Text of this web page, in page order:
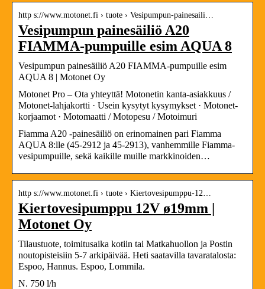
http s://www.motonet.fi › tuote › Vesipumpun-painesaili…
Vesipumpun painesäiliö A20
FIAMMA-pumpuille esim AQUA 8
Vesipumpun painesäiliö A20 FIAMMA-pumpuille esim
AQUA 8 | Motonet Oy
Motonet Pro – Ota yhteyttä! Motonetin kanta-asiakkuus /
Motonet-lahjakortti · Usein kysytyt kysymykset · Motonet-
korjaamot · Motomaatti / Motopesu / Motoimuri
Fiamma A20 -painesäiliö on erinomainen pari Fiamma
AQUA 8:lle (45-2912 ja 45-2913), vanhemmille Fiamma-
vesipumpuille, sekä kaikille muille markkinoiden…
http s://www.motonet.fi › tuote › Kiertovesipumppu-12…
Kiertovesipumppu 12V ø19mm |
Motonet Oy
Tilaustuote, toimitusaika kotiin tai Matkahuollon ja Postin
noutopisteisiin 5-7 arkipäivää. Heti saatavilla tavaratalosta:
Espoo, Hannus. Espoo, Lommila.
N. 750 l/h